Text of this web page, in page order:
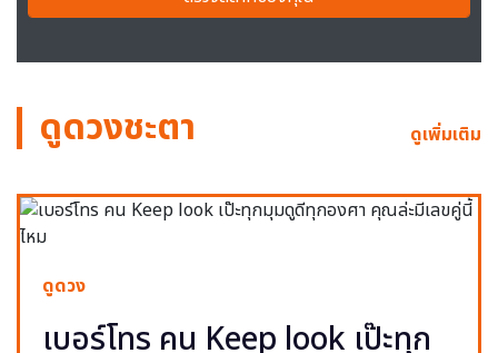
ดูดวงชะตา ดูเพิ่มเติม
ดูดวง
เบอร์โทร คน Keep look เป๊ะทุก